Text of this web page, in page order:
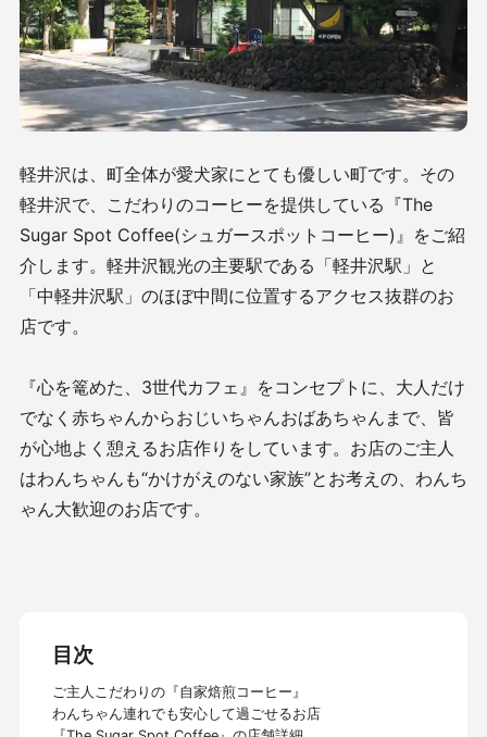
軽井沢は、町全体が愛犬家にとても優しい町です。 その
軽井沢で、こだわりのコーヒーを提供している『The
Sugar Spot Coffee(シュガースポットコーヒー)』をご紹
介します。軽井沢観光の主要駅である「軽井沢駅」と
「中軽井沢駅」のほぼ中間に位置するアクセス抜群のお
店です。
『心を篭めた、3世代カフェ』をコンセプトに、大人だけ
でなく赤ちゃんからおじいちゃんおばあちゃんまで、皆
が心地よく憩えるお店作りをしています。お店のご主人
はわんちゃんも“かけがえのない家族”とお考えの、わんち
ゃん大歓迎のお店です。
目次
ご主人こだわりの『自家焙煎コーヒー』
わんちゃん連れでも安心して過ごせるお店